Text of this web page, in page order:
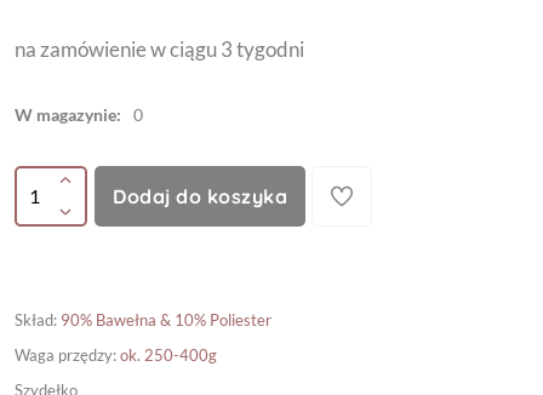
na zamówienie w ciągu 3 tygodni
W magazynie: 0
Dodaj do koszyka
Skład: 90% Bawełna & 10% Poliester
Waga przędzy:ok. 250-400g
Szydełko